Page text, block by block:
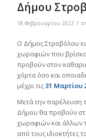
Δήμου
18 Φεβρουαρίου 2022 /
Ο Δήμος Στροβόλου
χωραφιών που
προβούν στον
χόρτα όσο και
μέχρι τις31 Μαρτίου
Μετά την παρέλευση
Δήμου θα προβούν
χωραφιών και άλλων
από τους ιδιοκτήτες